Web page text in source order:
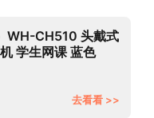
WH-CH510 头戴式
学生网课 蓝色
去看看 >>